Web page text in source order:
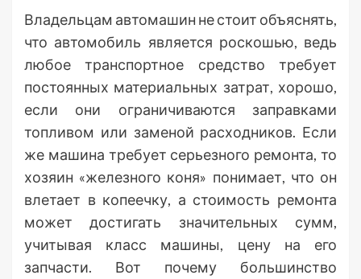
Владельцам автомашин не стоит объяснять,
что автомобиль является роскошью, ведь
любое транспортное средство требует
постоянных материальных затрат, хорошо,
если они ограничиваются заправками
топливом или заменой расходников. Если
же машина требует серьезного ремонта, то
хозяин «железного коня» понимает, что он
влетает в копеечку, а стоимость ремонта
может достигать значительных сумм,
учитывая класс машины, цену на его
запчасти. Вот почему большинство